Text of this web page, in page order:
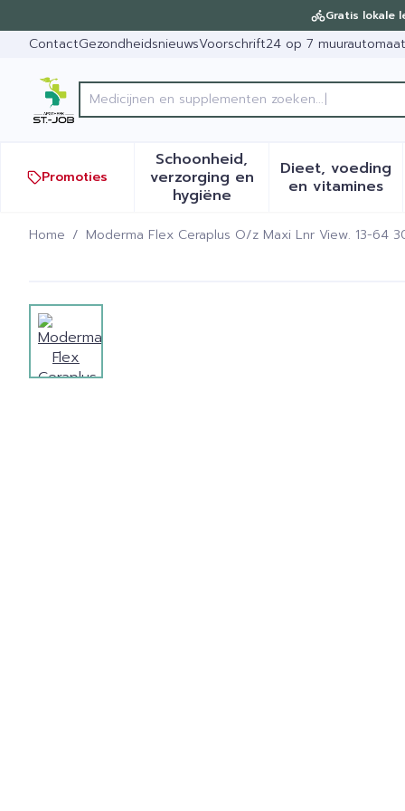
Gratis lokale
ContactGezondheidsnieuwsVoorschrift24 op 7 muurautomaat
Product, merk, categorie...
Medicijnen en supplementen zoeken...
Promoties
Schoonheid,
verzorging en
hygiëneToon submenu voor
Dieet, voeding
en vitamines
Toon
Home / Moderma Flex Ceraplus O/z Maxi Lnr View. 13-64
Moderma Flex Ceraplus